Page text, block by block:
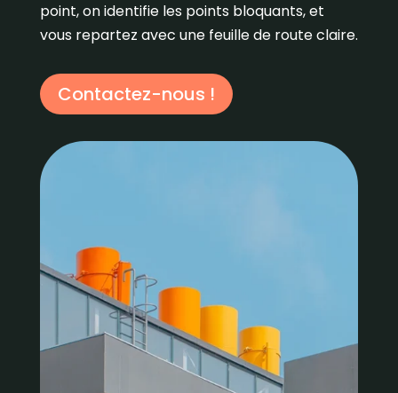
point, on identifie les points bloquants, et
vous repartez avec une feuille de route claire.
Contactez-nous !